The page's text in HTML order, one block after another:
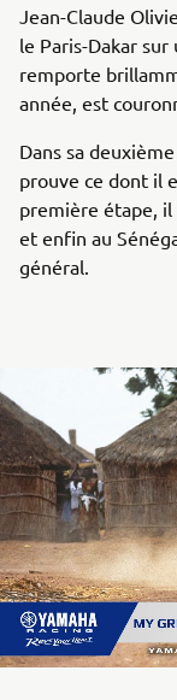
Jean-Claude
le Paris-Dakar
remporte
année, est
Dans sa
prouve ce dont il
première étape, il
et enfin au
général.